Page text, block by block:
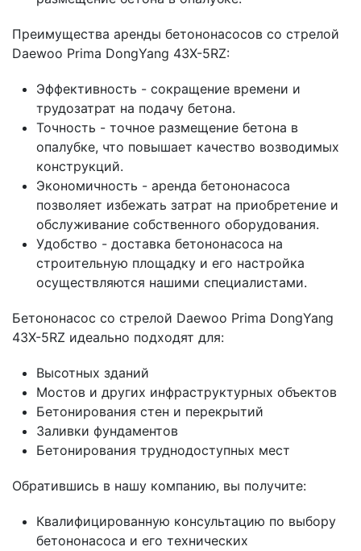
Преимущества аренды бетононасосов со стрелой
Daewoo Prima DongYang 43X-5RZ:
Эффективность - сокращение времени и
трудозатрат на подачу бетона.
Точность - точное размещение бетона в
опалубке, что повышает качество возводимых
конструкций.
Экономичность - аренда бетононасоса
позволяет избежать затрат на приобретение и
обслуживание собственного оборудования.
Удобство - доставка бетононасоса на
строительную площадку и его настройка
осуществляются нашими специалистами.
Бетононасос со стрелой Daewoo Prima DongYang
43X-5RZ идеально подходят для:
Высотных зданий
Мостов и других инфраструктурных объектов
Бетонирования стен и перекрытий
Заливки фундаментов
Бетонирования труднодоступных мест
Обратившись в нашу компанию, вы получите:
Квалифицированную консультацию по выбору
бетононасоса и его технических